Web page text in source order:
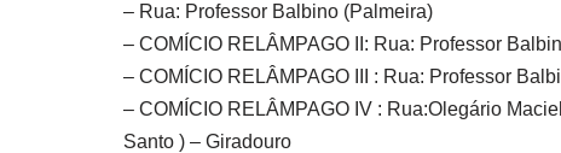
– Rua: Professor Balbino (Palmeira)
– COMÍCIO RELÂMPAGO II: Rua: Professor
– COMÍCIO RELÂMPAGO III : Rua: Professor
– COMÍCIO RELÂMPAGO IV : Rua:Olegário
Santo ) – Giradouro